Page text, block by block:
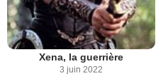
Xena, la guerrière
3 juin 2022